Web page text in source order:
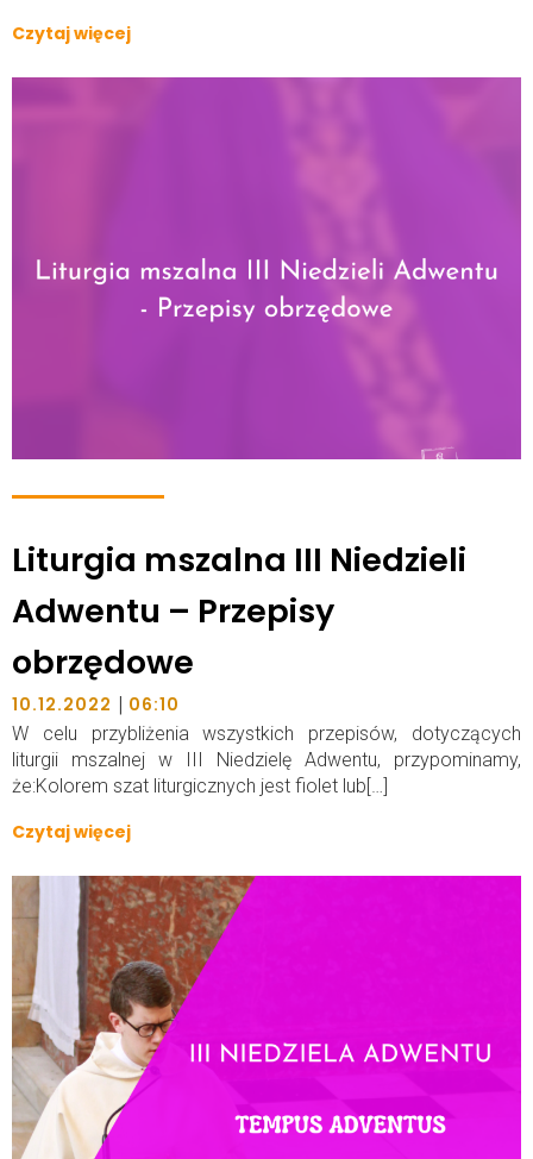
Czytaj więcej
Liturgia mszalna III Niedzieli
Adwentu – Przepisy
obrzędowe
10.12.2022 | 06:10
W celu przybliżenia wszystkich przepisów, dotyczących
liturgii mszalnej w III Niedzielę Adwentu, przypominamy,
że:Kolorem szat liturgicznych jest fiolet lub[…]
Czytaj więcej